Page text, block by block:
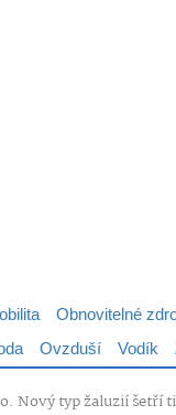
Obnovitelné
Ovzduší Vodík
Nový typ žaluzií šetří